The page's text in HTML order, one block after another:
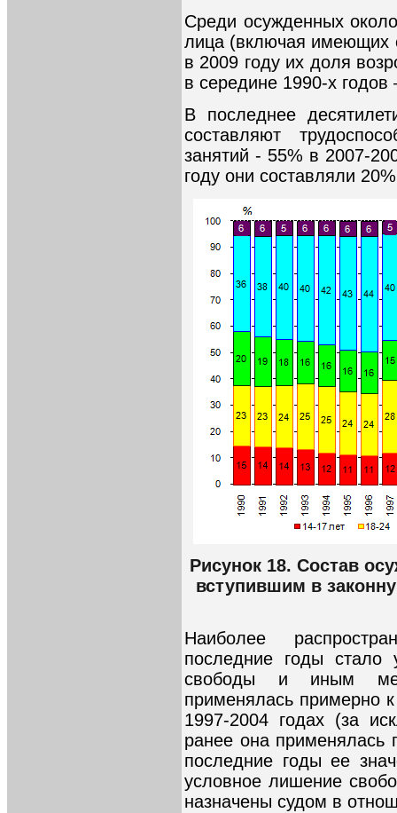
Среди осужденных
лица (включая имеющих
в 2009 году их доля
в середине 1990-х годов
В последнее
составляют
занятий - 55% в 2007-
году они составляли
Рисунок 18. Состав
вступившим в
Наиболее
последние годы стало
свободы и иным
применялась примерно
1997-2004 годах (за
ранее она применялась
последние годы ее
условное лишение
назначены судом в